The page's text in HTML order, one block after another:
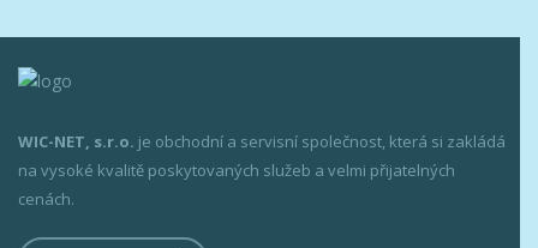
WIC-NET, s.r.o. je obchodní a servisní společnost, která si zakládá
na vysoké kvalitě poskytovaných služeb a velmi přijatelných
cenách.